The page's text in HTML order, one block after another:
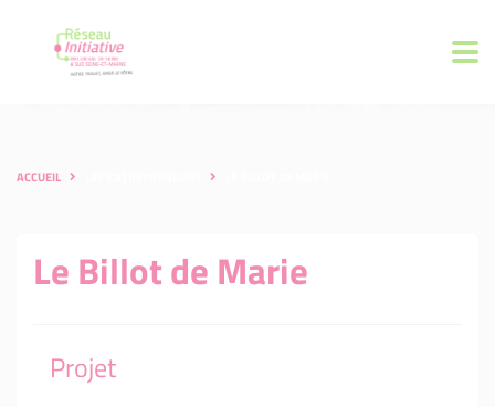
ACCUEIL
Le Billot de Marie
Projet